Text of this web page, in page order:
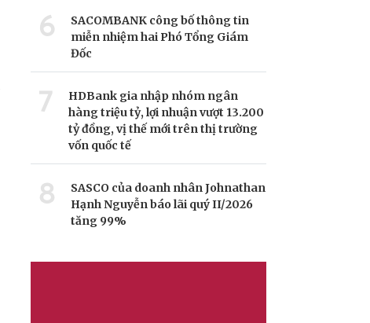
6
SACOMBANK công bố thông tin
miễn nhiệm hai Phó Tổng Giám
Đốc
7
HDBank gia nhập nhóm ngân
hàng triệu tỷ, lợi nhuận vượt 13.200
tỷ đồng, vị thế mới trên thị trường
vốn quốc tế
8
SASCO của doanh nhân Johnathan
Hạnh Nguyễn báo lãi quý II/2026
tăng 99%